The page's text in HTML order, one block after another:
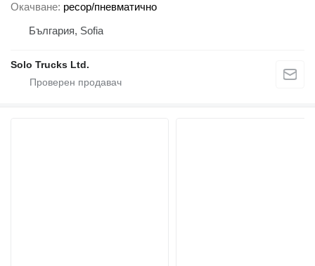
Окачване ресор/пневматично
България, Sofia
Solo Trucks Ltd.